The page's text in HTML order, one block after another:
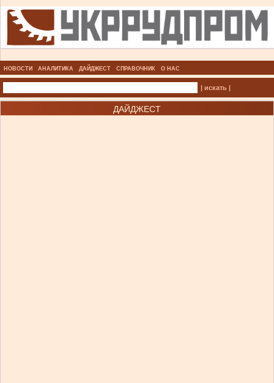
НОВОСТИ АНАЛИТИКА ДАЙДЖЕСТ СПРАВОЧНИК О НАС
| искать |
ДАЙДЖЕСТ